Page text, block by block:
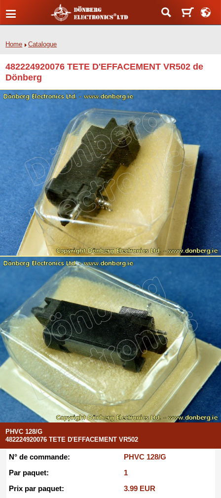
Home Catalogue
482224920076 TETE D'EFFACEMENT VR502 de
Dönberg
PHVC 128/G
482224920076 TETE D'EFFACEMENT VR502
N° de commande:
PHVC 128/G
Par paquet:
1
Prix par paquet:
3.99 EUR